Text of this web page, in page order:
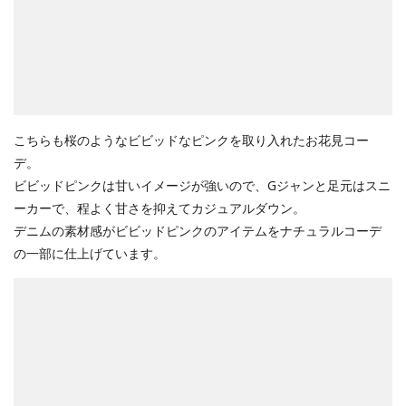
こちらも桜のようなビビッドなピンクを取り入れたお花見コー
デ。
ビビッドピンクは甘いイメージが強いので、Gジャンと足元はスニ
ーカーで、程よく甘さを抑えてカジュアルダウン。
デニムの素材感がビビッドピンクのアイテムをナチュラルコーデ
の一部に仕上げています。